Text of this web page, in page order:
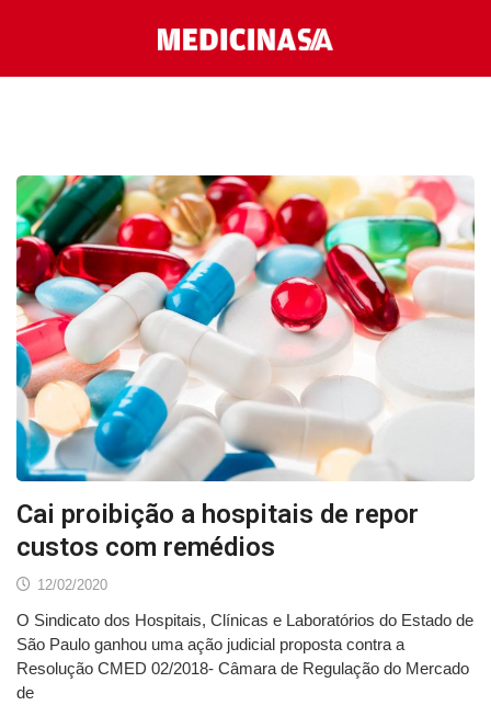
Cai proibição a hospitais de repor
custos com remédios
12/02/2020
O Sindicato dos Hospitais, Clínicas e Laboratórios do Estado de
São Paulo ganhou uma ação judicial proposta contra a
Resolução CMED 02/2018- Câmara de Regulação do Mercado
de